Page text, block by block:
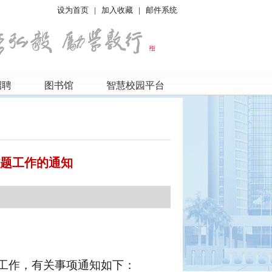
设为首页 | 加入收藏 | 邮件系统
聘 图书馆 智慧校园平台
工作的通知
作，有关事项通知如下：